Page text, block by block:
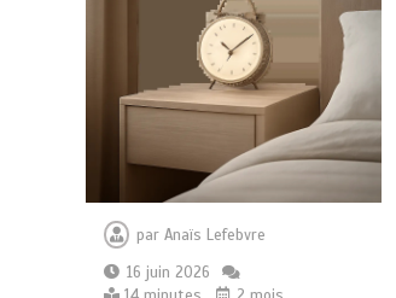
parAnaïs Lefebvre
16 juin 2026